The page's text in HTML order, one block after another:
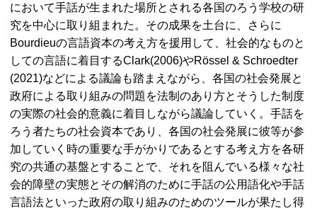
において手話が生まれた場所とされる各国のろう学校の研
究を中心に取り組まれた。その成果を土台に、さらに
Bourdieuの言語資本の考え方を援用して、社会的なものと
しての言語に着目するClark(2006)やRössel & Schroedter
(2021)などによる議論も踏まえながら、各国の社会発展と
政府による取り組みの問題を法制のあり方とそうした制度
の実際の社会的意義に着目しながら議論していく。手話を
ろう者たちの社会資本であり、各国の社会発展に彼等が参
加していく時の重要な手がかりであるとする考え方を各研
究の共通の基盤とすることで、それを阻んでいる様々な社
会的障壁の実態とその解消のために手話の公用語化や手話
言語法といった政府の取り組みのためのツールが果たし得